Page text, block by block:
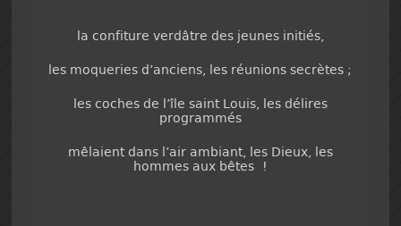
la confiture verdâtre des jeunes initiés,
les moqueries d’anciens, les réunions secrètes ;
les coches de l’île saint Louis, les délires
programmés
mêlaient dans l’air ambiant, les Dieux, les
hommes aux bêtes !